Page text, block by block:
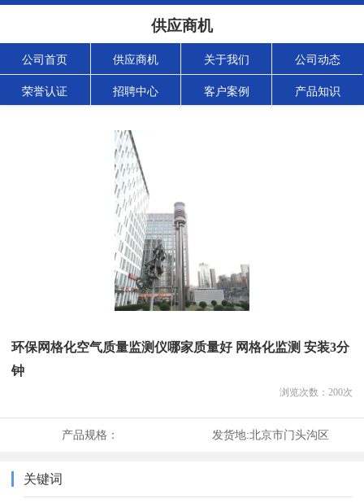
供应商机
公司首页 供应商机 关于我们 公司动态
荣誉认证 招聘中心 客户案例 产品知识
环保网格化空气质量监测仪哪家质量好 网格化监测 安装3分
钟
浏览次数： 200次
产品规格： 发货地:北京市门头沟区
关键词